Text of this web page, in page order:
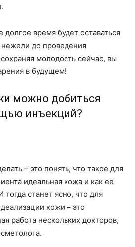
время будет оставаться
до проведения
молодость сейчас, вы
в будущем!
можно добиться
инъекций?
– это понять, что такое для
идеальная кожа и как ее
станет ясно, что для
кожи – это
работа нескольких докторов,